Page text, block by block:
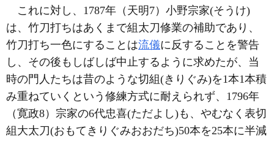
これに対し、1787年（天明7）小野宗家(そうけ)
は、竹刀打ちはあくまで組太刀修業の補助であり、
竹刀打ち一色にすることは流儀に反することを警告
し、その後もしばしば中止するように求めたが、当
時の門人たちは昔のような切組(きりぐみ)を1本1本積
み重ねていくという修練方式に耐えられず、1796年
（寛政8）宗家の6代忠喜(ただよし)も、やむなく表切
組大太刀(おもてきりぐみおおだち)50本を25本に半減